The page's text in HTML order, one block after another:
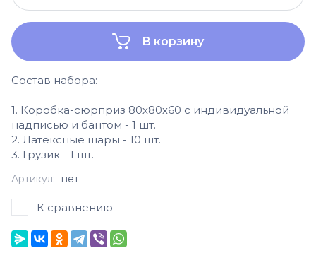
В корзину
Состав набора:
1. Коробка-сюрприз 80х80х60 с индивидуальной
надписью и бантом - 1 шт.
2. Латексные шары - 10 шт.
3. Грузик - 1 шт.
Артикул: нет
К сравнению